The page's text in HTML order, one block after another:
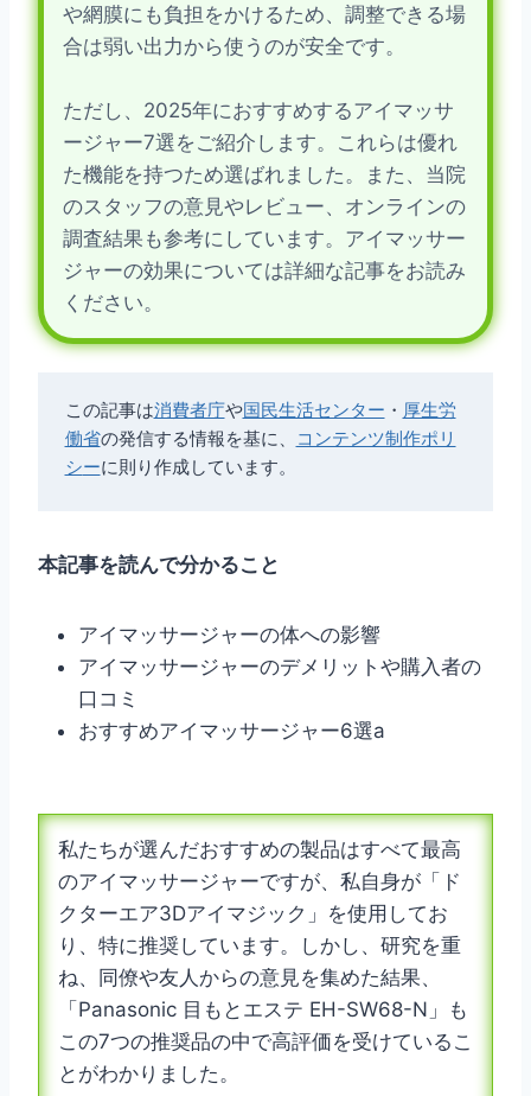
や網膜にも負担をかけるため、調整できる場
合は弱い出力から使うのが安全です。
ただし、2025年におすすめするアイマッサ
ージャー7選をご紹介します。これらは優れ
た機能を持つため選ばれました。また、当院
のスタッフの意見やレビュー、オンラインの
調査結果も参考にしています。アイマッサー
ジャーの効果については詳細な記事をお読み
ください。
この記事は消費者庁や国民生活センター ・ 厚生労
働省の発信する情報を基に、
コンテンツ制作ポリ
シーに則り作成しています。
本記事を読んで分かること
アイマッサージャーの体への影響
アイマッサージャーのデメリットや購入者の
口コミ
おすすめアイマッサージャー6選a
私たちが選んだおすすめの製品はすべて最高
のアイマッサージャーですが、私自身が「ド
クターエア3Dアイマジック」を使用してお
り、特に推奨しています。しかし、研究を重
ね、同僚や友人からの意見を集めた結果、
「Panasonic 目もとエステ EH-SW68-N」も
この7つの推奨品の中で高評価を受けているこ
とがわかりました。